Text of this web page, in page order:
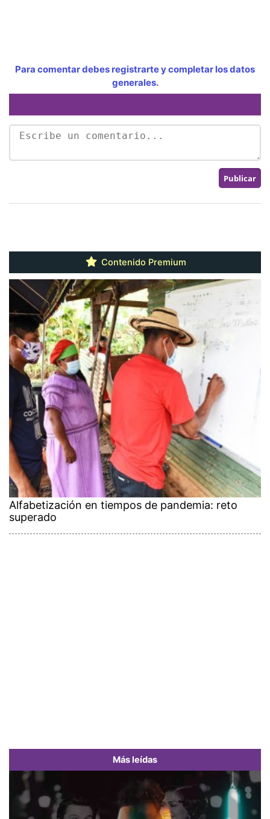
Para comentar debes registrarte y completar los datos
generales.
Contenido Premium
Alfabetización en tiempos de pandemia: reto
superado
Más leídas